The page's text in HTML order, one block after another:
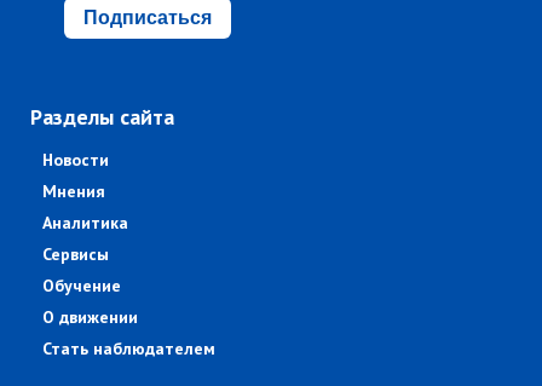
Подписаться
Разделы сайта
Новости
Мнения
Аналитика
Сервисы
Обучение
О движении
Стать наблюдателем